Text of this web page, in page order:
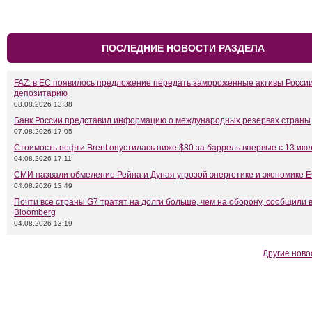
ПОСЛЕДНИЕ НОВОСТИ РАЗДЕЛА
FAZ: в ЕС появилось предложение передать замороженные активы
депозитарию
08.08.2026 13:38
Банк России представил информацию о международных резервах страны
07.08.2026 17:05
Стоимость нефти Brent опустилась ниже $80 за баррель впервые с 13
04.08.2026 17:11
СМИ назвали обмеление Рейна и Дуная угрозой энергетике и экономике
04.08.2026 13:49
Почти все страны G7 тратят на долги больше, чем на оборону, сообщили в
Bloomberg
04.08.2026 13:19
Другие